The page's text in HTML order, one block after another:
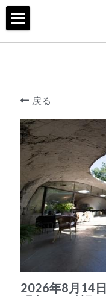
Home
Exhibition
Architecture
Design /
Design
Interior
Interior
Interior2
Interior3
Rennovation
Shops
Houses
Furniture
Ogata yama
戻る
2026年8月14